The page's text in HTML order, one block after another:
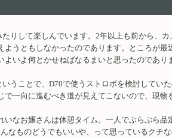
りして楽しんでいます。2年以上も前から、
うともしなかったのであります。ところが
いよ何とかせねばなるまいと思ったのであり
ことで、D70で使うストロボを検討してい
一向に進むべき道が見えてこないので、現
なお嬢さんは休憩タイム。一人でぶらぶら
ものどうでもいいや、って思っているクチ